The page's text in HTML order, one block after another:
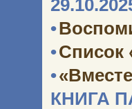
•
•Список
•
КНИГА